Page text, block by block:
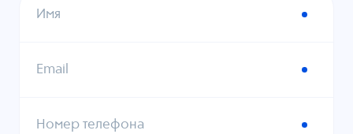
Имя
Email
Номер телефона